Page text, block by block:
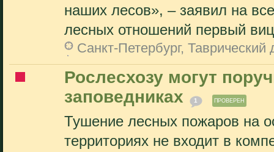
наших лесов», – заявил на
лесных отношений первый
Санкт-Петербург, Таврический
Рослесхозу могут
заповедниках
1 ПРОВЕРЕН
Тушение лесных пожаров на
территориях не входит в